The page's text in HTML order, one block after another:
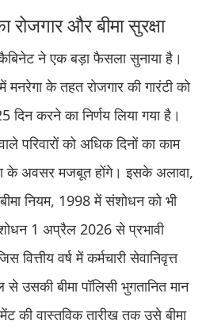
और बीमा सुरक्षा
ने एक बड़ा फैसला सुनाया है।
मनरेगा के तहत रोजगार की गारंटी को
करने का निर्णय लिया गया है।
परिवारों को अधिक दिनों का काम
के अवसर मजबूत होंगे। इसके अलावा,
नियम, 1998 में संशोधन को भी
1 अप्रैल 2026 से प्रभावी
वित्तीय वर्ष में कर्मचारी सेवानिवृत्त
उसकी बीमा पॉलिसी भुगतानित मान
की वास्तविक तारीख तक उसे बीमा